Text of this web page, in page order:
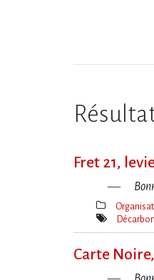
Fret 21,
Thèmes(s)
Mot(s)-
Carte